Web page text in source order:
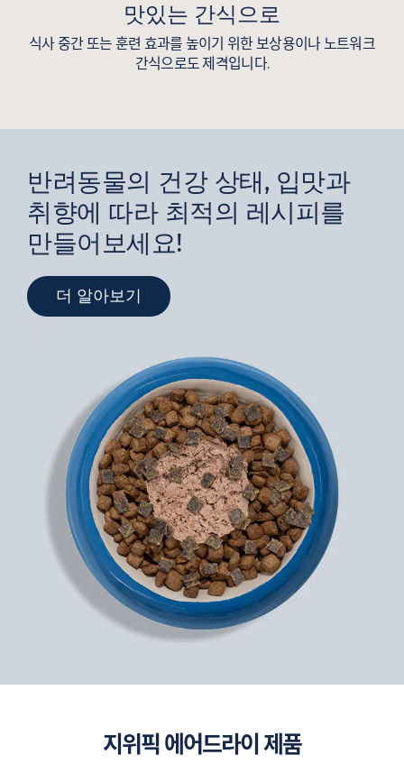
맛있는 간식으로
식사 중간 또는 훈련 효과를 높이기 위한 보상용이나 노트워크
간식으로도 제격입니다.
반려동물의 건강 상태, 입맛과
취향에 따라 최적의 레시피를
만들어보세요!
더 알아보기
지위픽 에어드라이 제품